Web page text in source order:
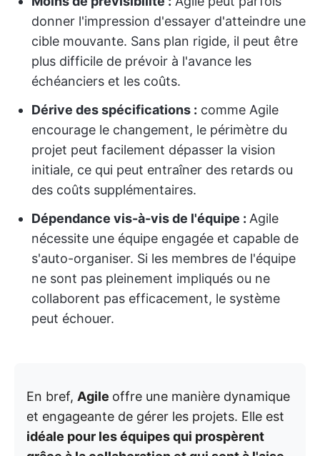
donner l'impression d'essayer d'atteindre une
cible mouvante. Sans plan rigide, il peut être
plus difficile de prévoir à l'avance les
échéanciers et les coûts.
Dérive des spécifications : comme Agile
encourage le changement, le périmètre du
projet peut facilement dépasser la vision
initiale, ce qui peut entraîner des retards ou
des coûts supplémentaires.
Dépendance vis-à-vis de l'équipe : Agile
nécessite une équipe engagée et capable de
s'auto-organiser. Si les membres de l'équipe
ne sont pas pleinement impliqués ou ne
collaborent pas efficacement, le système
peut échouer.
En bref, Agile offre une manière dynamique
et engageante de gérer les projets. Elle est
idéale pour les équipes qui prospèrent